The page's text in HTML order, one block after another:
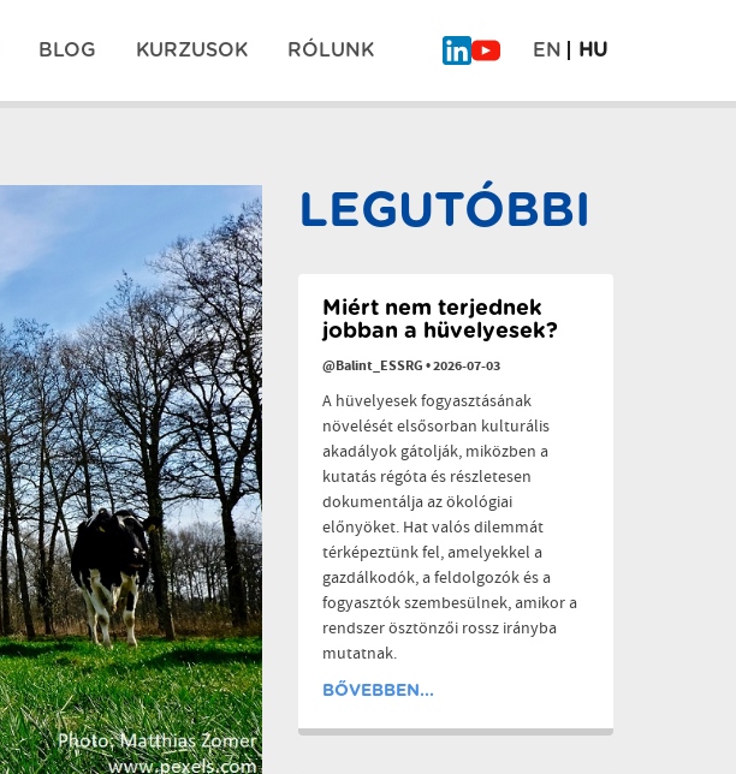
BLOG KURZUSOK RÓLUNK EN HU
LEGUTÓBBI
Miért nem terjednek
jobban a hüvelyesek?
@Balint_ESSRG•2026-07-03
A hüvelyesek fogyasztásának
növelését elsősorban kulturális
akadályok gátolják, miközben a
kutatás régóta és részletesen
dokumentálja az ökológiai
előnyöket. Hat valós dilemmát
térképeztünk fel, amelyekkel a
gazdálkodók, a feldolgozók és a
fogyasztók szembesülnek, amikor a
rendszer ösztönzői rossz irányba
mutatnak.
BŐVEBBEN...